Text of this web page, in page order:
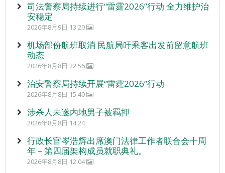
司法警察局持续进行“雷霆2026”行动 全力维护治
安稳定
2026年8月9日 13:20
机场部份航班取消 民航局吁乘客出发前留意航班
动态
2026年8月8日 22:56
治安警察局持续开展“雷霆2026”行动
2026年8月8日 15:40
涉杀人未遂内地男子被羁押
2026年8月8日 14:24
行政长官岑浩辉出席澳门法律工作者联合会十周
年 – 第四届架构成员就职典礼。
2026年8月8日 12:04